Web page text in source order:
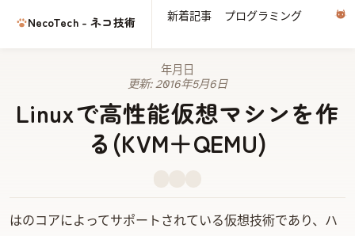
NecoTech - ネコ技術 新着記事 プログラミング 電子
2014年10月24日
更新: 2016年5月6日
Linuxで高性能仮想マシンを作
る(KVM＋QEMU)
KVM (Kernel-based Virtual Machine)はLinuxのコアによってサポートされている仮想技術であり、ハ